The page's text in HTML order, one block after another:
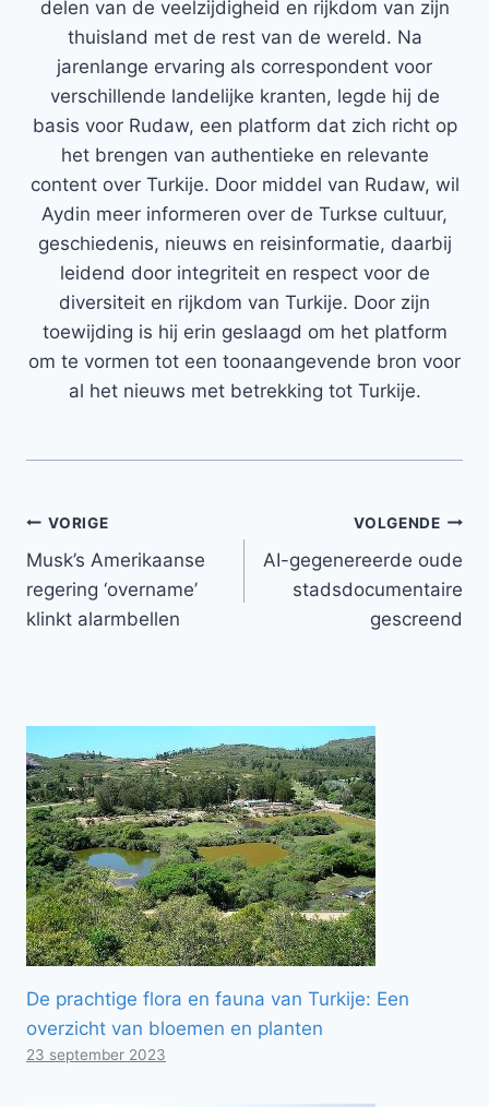
delen van de veelzijdigheid en rijkdom van zijn
thuisland met de rest van de wereld. Na
jarenlange ervaring als correspondent voor
verschillende landelijke kranten, legde hij de
basis voor Rudaw, een platform dat zich richt op
het brengen van authentieke en relevante
content over Turkije. Door middel van Rudaw, wil
Aydin meer informeren over de Turkse cultuur,
geschiedenis, nieuws en reisinformatie, daarbij
leidend door integriteit en respect voor de
diversiteit en rijkdom van Turkije. Door zijn
toewijding is hij erin geslaagd om het platform
om te vormen tot een toonaangevende bron voor
al het nieuws met betrekking tot Turkije.
Bericht
navigatie
VORIGE
Musk’s Amerikaanse
regering ‘overname’
klinkt alarmbellen
VOLGENDE
AI-gegenereerde oude
stadsdocumentaire
gescreend
De prachtige flora en fauna van Turkije: Een
overzicht van bloemen en planten
23 september 2023